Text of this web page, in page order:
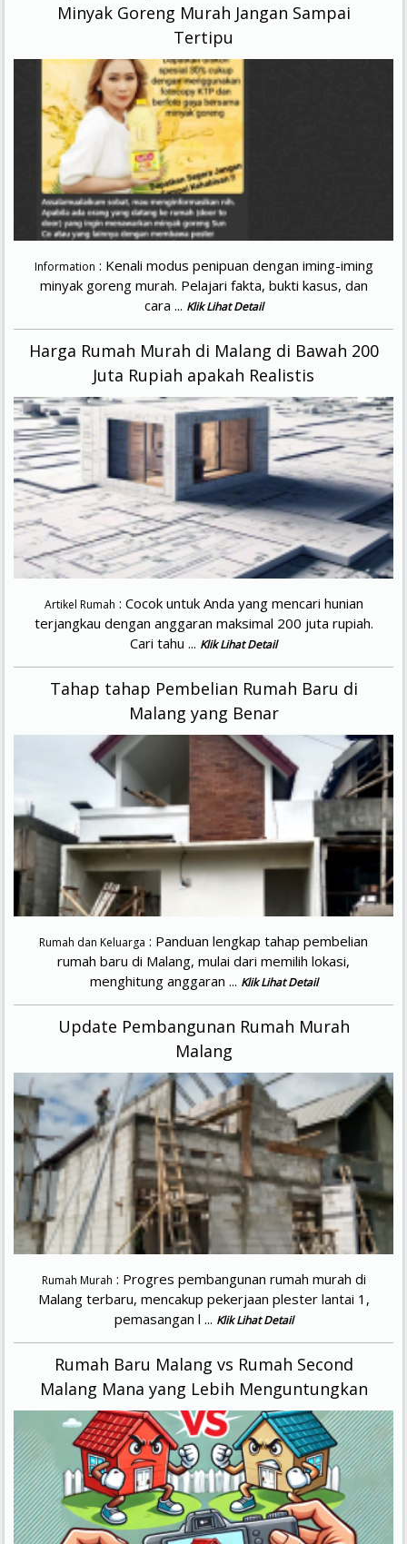
Minyak Goreng Murah Jangan Sampai
Tertipu
Information : Kenali modus penipuan dengan iming-iming
minyak goreng murah. Pelajari fakta, bukti kasus, dan
cara ... Klik Lihat Detail
Harga Rumah Murah di Malang di Bawah 200
Juta Rupiah apakah Realistis
Artikel Rumah : Cocok untuk Anda yang mencari hunian
terjangkau dengan anggaran maksimal 200 juta rupiah.
Cari tahu ... Klik Lihat Detail
Tahap tahap Pembelian Rumah Baru di
Malang yang Benar
Rumah dan Keluarga : Panduan lengkap tahap pembelian
rumah baru di Malang, mulai dari memilih lokasi,
menghitung anggaran ... Klik Lihat Detail
Update Pembangunan Rumah Murah
Malang
Rumah Murah : Progres pembangunan rumah murah di
Malang terbaru, mencakup pekerjaan plester lantai 1,
pemasangan l ... Klik Lihat Detail
Rumah Baru Malang vs Rumah Second
Malang Mana yang Lebih Menguntungkan